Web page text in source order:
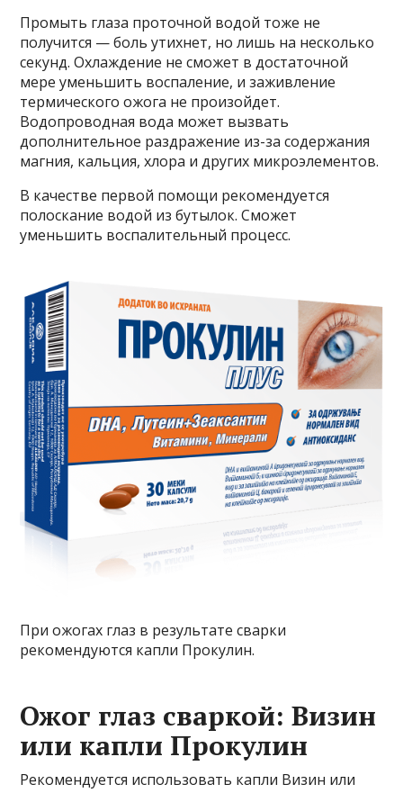
Промыть глаза проточной водой тоже не
получится — боль утихнет, но лишь на несколько
секунд. Охлаждение не сможет в достаточной
мере уменьшить воспаление, и заживление
термического ожога не произойдет.
Водопроводная вода может вызвать
дополнительное раздражение из-за содержания
магния, кальция, хлора и других микроэлементов.
В качестве первой помощи рекомендуется
полоскание водой из бутылок. Сможет
уменьшить воспалительный процесс.
При ожогах глаз в результате сварки
рекомендуются капли Прокулин.
Ожог глаз сваркой: Визин
или капли Прокулин
Рекомендуется использовать капли Визин или